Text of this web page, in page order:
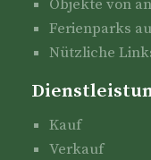
Objekte von
Ferienparks
Nützliche
Kauf
Verkauf